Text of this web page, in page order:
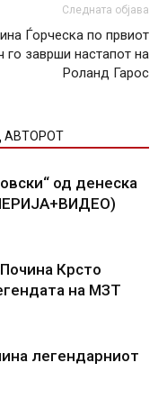
Следната објава
Ѓорческа по првиот
го заврши настапот на
Роланд Гарос
АВТОРОТ
од денеска
Крсто
на МЗТ
легендарниот